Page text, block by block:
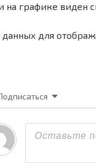
на графике виден
данных для